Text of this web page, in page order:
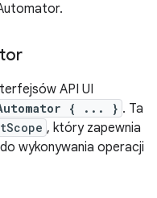
API UI
{ ... } . Ta
, który zapewnia
wykonywania operacji